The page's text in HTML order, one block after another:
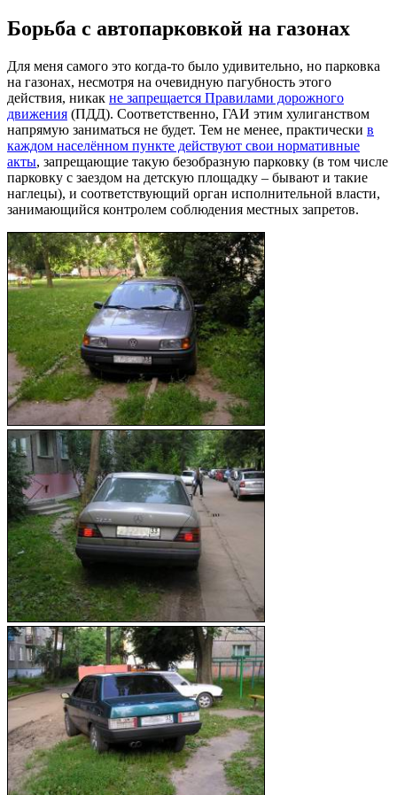
Борьба с автопарковкой на газонах
Для меня самого это когда-то было удивительно, но парковка
на газонах, несмотря на очевидную пагубность этого
действия, никак не запрещается Правилами дорожного
движения (ПДД). Соответственно, ГАИ этим хулиганством
напрямую заниматься не будет. Тем не менее, практически в
каждом населённом пункте действуют свои нормативные
акты, запрещающие такую безобразную парковку (в том числе
парковку с заездом на детскую площадку – бывают и такие
наглецы), и соответствующий орган исполнительной власти,
занимающийся контролем соблюдения местных запретов.